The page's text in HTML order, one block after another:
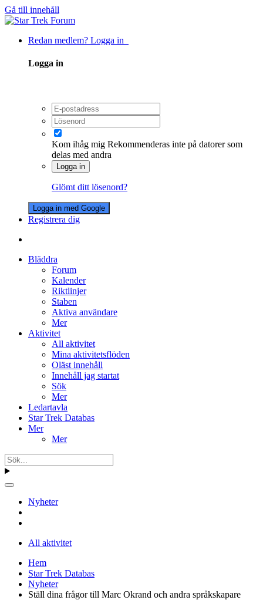
Gå till innehåll
Redan medlem? Logga in
Logga in
Kom ihåg mig Rekommenderas inte på datorer som
delas med andra
Logga in
Glömt ditt lösenord?
Logga in med Google
Registrera dig
Bläddra
Forum
Kalender
Riktlinjer
Staben
Aktiva användare
Mer
Aktivitet
All aktivitet
Mina aktivitetsflöden
Oläst innehåll
Innehåll jag startat
Sök
Mer
Ledartavla
Star Trek Databas
Mer
Mer
Nyheter
All aktivitet
Hem
Star Trek Databas
Nyheter
Ställ dina frågor till Marc Okrand och andra språkskapare